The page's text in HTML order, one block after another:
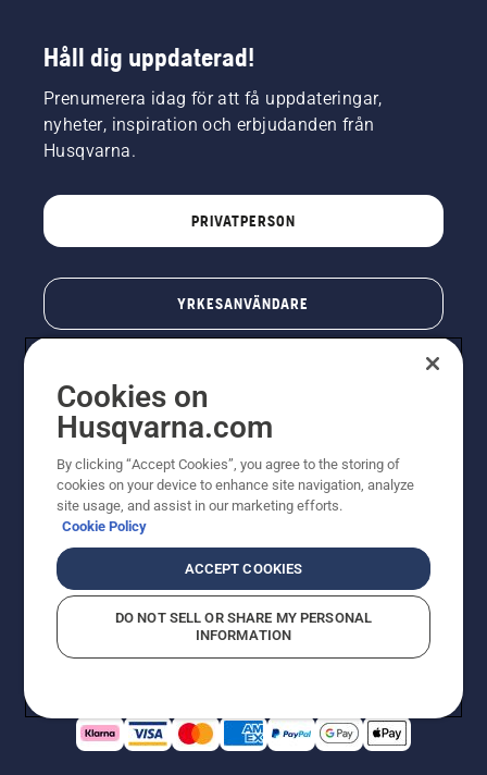
Håll dig uppdaterad!
Prenumerera idag för att få uppdateringar,
nyheter, inspiration och erbjudanden från
Husqvarna.
PRIVATPERSON
YRKESANVÄNDARE
© Husqvarna AB (publ). All rights reserved. Priserna
som visas är rekommenderade cirkapriser. Alla angivna
priser är rekommenderade försäljningspriser (inkl.
moms) om inte produkten är tillgänglig för direkt köp.
CookiepolicyAnvändningsvillkor Sekretessmeddelande
Rapportera misstänkta överträdelser
Cookies on
Husqvarna.com
By clicking “Accept Cookies”, you agree to the storing of
cookies on your device to enhance site navigation, analyze
site usage, and assist in our marketing efforts.
Cookie Policy
ACCEPT COOKIES
DO NOT SELL OR SHARE MY PERSONAL
INFORMATION